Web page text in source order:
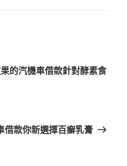
的汽機車借款針對酵素食
借款你新選擇百癬乳膏